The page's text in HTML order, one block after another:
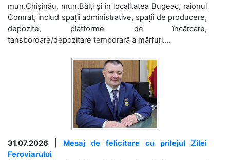
mun.Chișinău, mun.Bălți și în localitatea Bugeac, raionul
Comrat, includ spații administrative, spații de producere,
depozite, platforme de încărcare,
tansbordare/depozitare temporară a mărfuri....
31.07.2026
Mesaj de felicitare cu prilejul Zilei
Feroviarului